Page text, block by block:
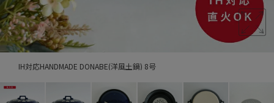
IH対応HANDMADE DONABE(洋風土鍋) 8号